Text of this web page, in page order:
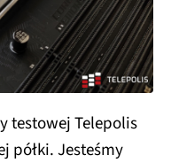
testowej Telepolis
półki. Jesteśmy